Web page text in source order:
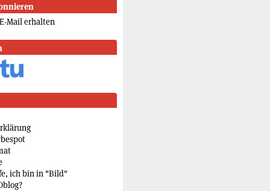
Mail erhalten
ich bin in "Bild"